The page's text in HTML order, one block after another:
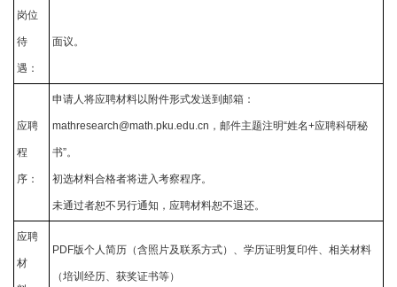
岗位
待
遇：
面议。
应聘
程
序：
申请人将应聘材料以附件形式发送到邮箱：
mathresearch@math.pku.edu.cn ，邮件主题注明“姓名+应聘科研秘
书”。
初选材料合格者将进入考察程序。
未通过者恕不另行通知，应聘材料恕不退还。
应聘
材
PDF版个人简历（含照片及联系方式）、学历证明复印件、相关材料
（培训经历、获奖证书等）